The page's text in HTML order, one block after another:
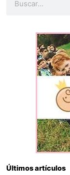
Últimos artículos